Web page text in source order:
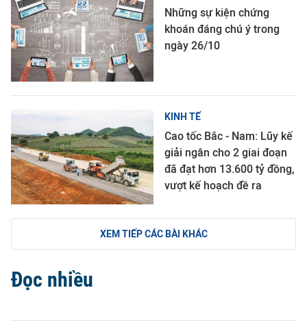
Những sự kiện chứng
khoán đáng chú ý trong
ngày 26/10
KINH TẾ
Cao tốc Bắc - Nam: Lũy kế
giải ngân cho 2 giai đoạn
đã đạt hơn 13.600 tỷ đồng,
vượt kế hoạch đề ra
XEM TIẾP CÁC BÀI KHÁC
Đọc nhiều